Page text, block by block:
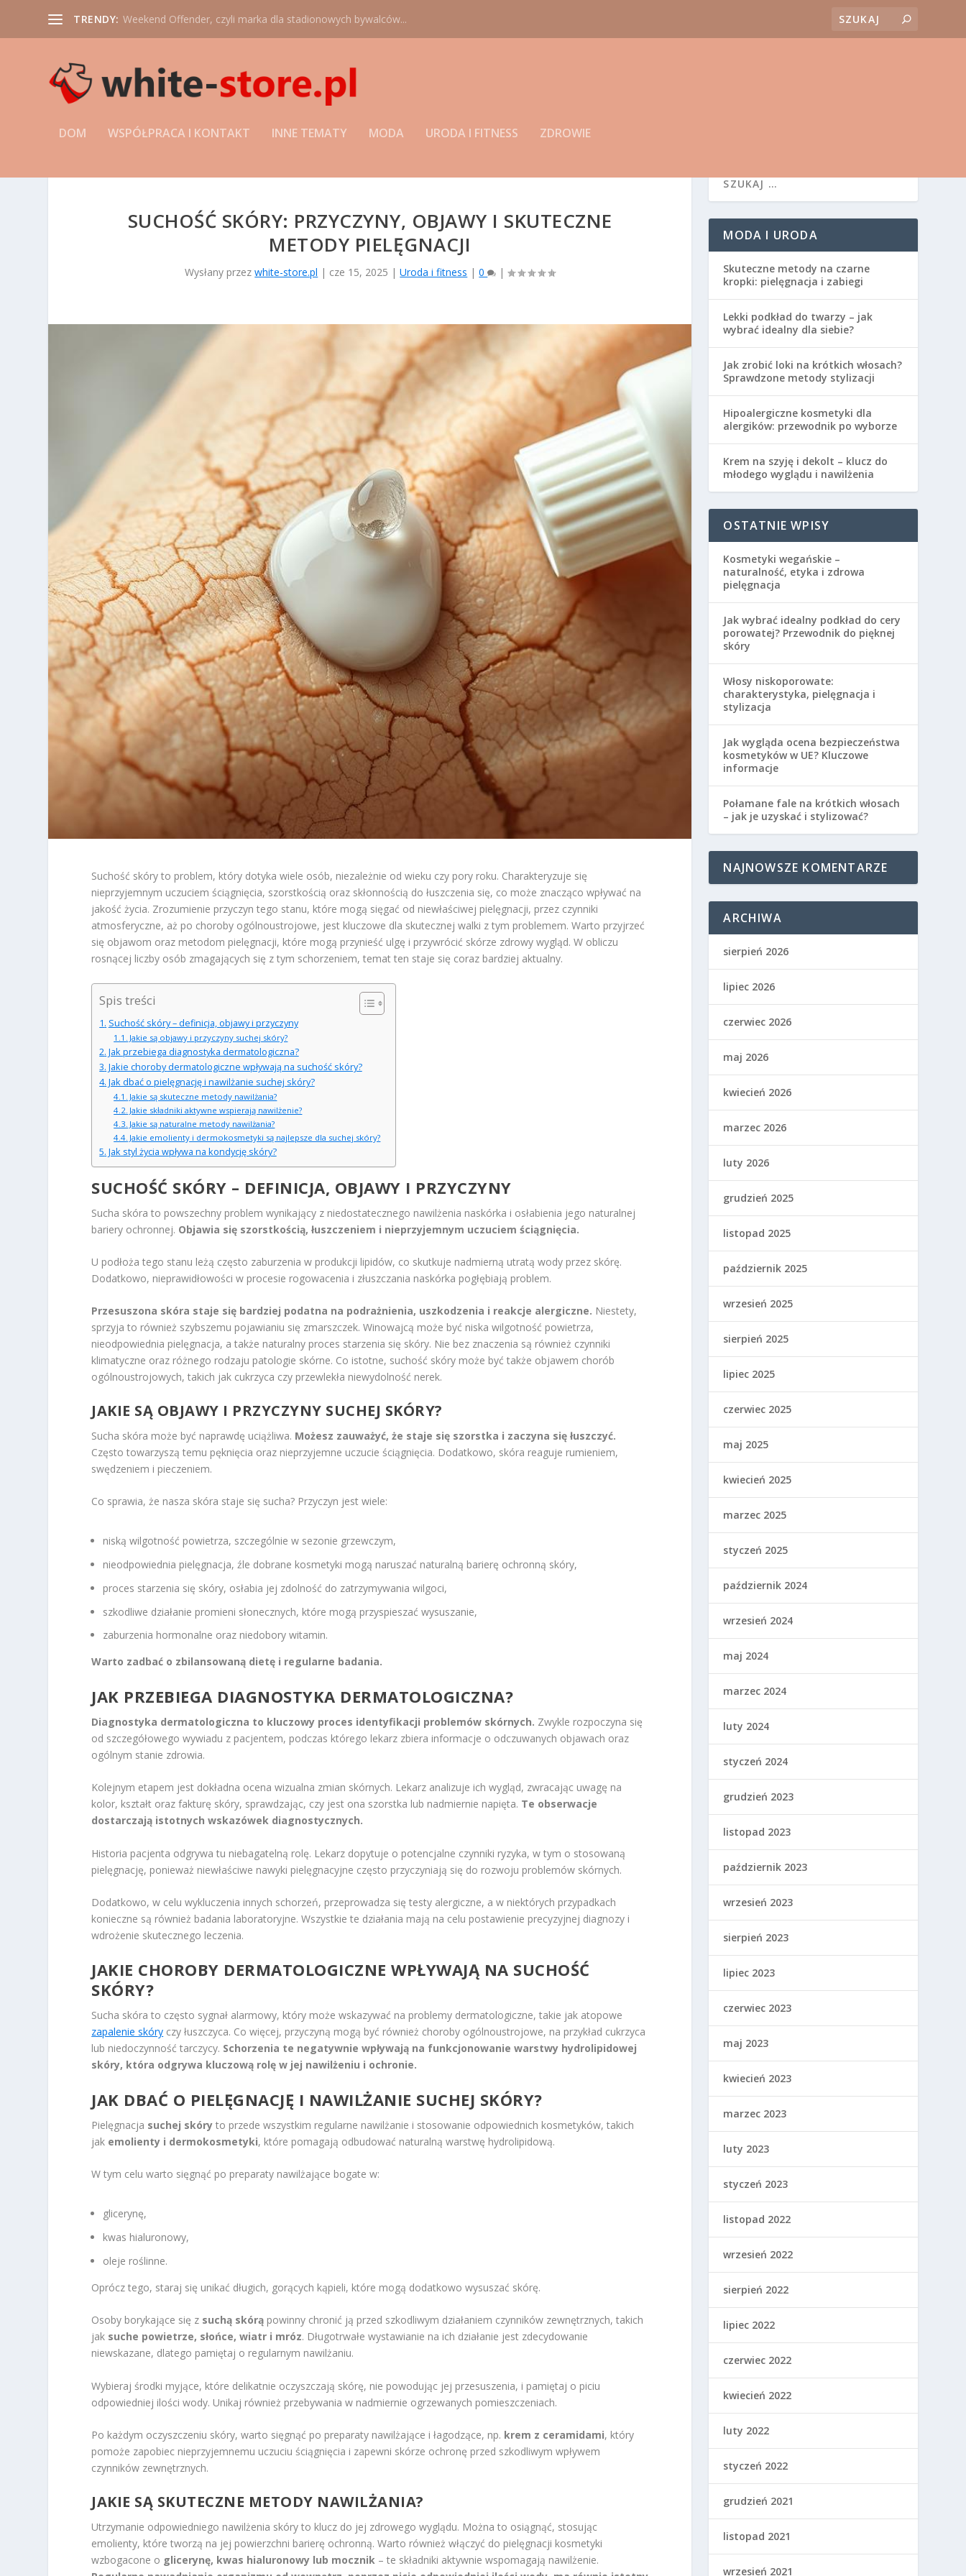
TRENDY: Weekend Offender, czyli marka dla stadionowych bywalców...
DOM WSPÓŁPRACA I KONTAKT INNE TEMATY MODA URODA I FITNESS ZDROWIE
SUCHOŚĆ SKÓRY: PRZYCZYNY, OBJAWY I SKUTECZNE
METODY PIELĘGNACJI
Wysłany przezwhite-store.pl | cze 15, 2025 |Uroda i fitness |0 |
Suchość skóry to problem, który dotyka wiele osób, niezależnie od wieku czy pory roku. Charakteryzuje się
nieprzyjemnym uczuciem ściągnięcia, szorstkością oraz skłonnością do łuszczenia się, co może znacząco wpływać na
jakość życia. Zrozumienie przyczyn tego stanu, które mogą sięgać od niewłaściwej pielęgnacji, przez czynniki
atmosferyczne, aż po choroby ogólnoustrojowe, jest kluczowe dla skutecznej walki z tym problemem. Warto przyjrzeć
się objawom oraz metodom pielęgnacji, które mogą przynieść ulgę i przywrócić skórze zdrowy wygląd. W obliczu
rosnącej liczby osób zmagających się z tym schorzeniem, temat ten staje się coraz bardziej aktualny.
Spis treści
Suchość skóry – definicja, objawy i przyczyny
Jakie są objawy i przyczyny suchej skóry?
Jak przebiega diagnostyka dermatologiczna?
Jakie choroby dermatologiczne wpływają na suchość skóry?
Jak dbać o pielęgnację i nawilżanie suchej skóry?
Jakie są skuteczne metody nawilżania?
Jakie składniki aktywne wspierają nawilżenie?
Jakie są naturalne metody nawilżania?
Jakie emolienty i dermokosmetyki są najlepsze dla suchej skóry?
Jak styl życia wpływa na kondycję skóry?
SUCHOŚĆ SKÓRY – DEFINICJA, OBJAWY I PRZYCZYNY
Sucha skóra to powszechny problem wynikający z niedostatecznego nawilżenia naskórka i osłabienia jego naturalnej
bariery ochronnej. Objawia się szorstkością, łuszczeniem i nieprzyjemnym uczuciem ściągnięcia.
U podłoża tego stanu leżą często zaburzenia w produkcji lipidów, co skutkuje nadmierną utratą wody przez skórę.
Dodatkowo, nieprawidłowości w procesie rogowacenia i złuszczania naskórka pogłębiają problem.
Przesuszona skóra staje się bardziej podatna na podrażnienia, uszkodzenia i reakcje alergiczne. Niestety,
sprzyja to również szybszemu pojawianiu się zmarszczek. Winowajcą może być niska wilgotność powietrza,
nieodpowiednia pielęgnacja, a także naturalny proces starzenia się skóry. Nie bez znaczenia są również czynniki
klimatyczne oraz różnego rodzaju patologie skórne. Co istotne, suchość skóry może być także objawem chorób
ogólnoustrojowych, takich jak cukrzyca czy przewlekła niewydolność nerek.
JAKIE SĄ OBJAWY I PRZYCZYNY SUCHEJ SKÓRY?
Sucha skóra może być naprawdę uciążliwa. Możesz zauważyć, że staje się szorstka i zaczyna się łuszczyć.
Często towarzyszą temu pęknięcia oraz nieprzyjemne uczucie ściągnięcia. Dodatkowo, skóra reaguje rumieniem,
swędzeniem i pieczeniem.
Co sprawia, że nasza skóra staje się sucha? Przyczyn jest wiele:
niską wilgotność powietrza, szczególnie w sezonie grzewczym,
nieodpowiednia pielęgnacja, źle dobrane kosmetyki mogą naruszać naturalną barierę ochronną skóry,
proces starzenia się skóry, osłabia jej zdolność do zatrzymywania wilgoci,
szkodliwe działanie promieni słonecznych, które mogą przyspieszać wysuszanie,
zaburzenia hormonalne oraz niedobory witamin.
Warto zadbać o zbilansowaną dietę i regularne badania.
JAK PRZEBIEGA DIAGNOSTYKA DERMATOLOGICZNA?
Diagnostyka dermatologiczna to kluczowy proces identyfikacji problemów skórnych. Zwykle rozpoczyna się
od szczegółowego wywiadu z pacjentem, podczas którego lekarz zbiera informacje o odczuwanych objawach oraz
ogólnym stanie zdrowia.
Kolejnym etapem jest dokładna ocena wizualna zmian skórnych. Lekarz analizuje ich wygląd, zwracając uwagę na
kolor, kształt oraz fakturę skóry, sprawdzając, czy jest ona szorstka lub nadmiernie napięta. Te obserwacje
dostarczają istotnych wskazówek diagnostycznych.
Historia pacjenta odgrywa tu niebagatelną rolę. Lekarz dopytuje o potencjalne czynniki ryzyka, w tym o stosowaną
pielęgnację, ponieważ niewłaściwe nawyki pielęgnacyjne często przyczyniają się do rozwoju problemów skórnych.
Dodatkowo, w celu wykluczenia innych schorzeń, przeprowadza się testy alergiczne, a w niektórych przypadkach
konieczne są również badania laboratoryjne. Wszystkie te działania mają na celu postawienie precyzyjnej diagnozy i
wdrożenie skutecznego leczenia.
JAKIE CHOROBY DERMATOLOGICZNE WPŁYWAJĄ NA SUCHOŚĆ
SKÓRY?
Sucha skóra to często sygnał alarmowy, który może wskazywać na problemy dermatologiczne, takie jak atopowe
zapalenie skóry czy łuszczyca. Co więcej, przyczyną mogą być również choroby ogólnoustrojowe, na przykład cukrzyca
lub niedoczynność tarczycy. Schorzenia te negatywnie wpływają na funkcjonowanie warstwy hydrolipidowej
skóry, która odgrywa kluczową rolę w jej nawilżeniu i ochronie.
JAK DBAĆ O PIELĘGNACJĘ I NAWILŻANIE SUCHEJ SKÓRY?
Pielęgnacja suchej skóry to przede wszystkim regularne nawilżanie i stosowanie odpowiednich kosmetyków, takich
jak emolienty i dermokosmetyki, które pomagają odbudować naturalną warstwę hydrolipidową.
W tym celu warto sięgnąć po preparaty nawilżające bogate w:
glicerynę,
kwas hialuronowy,
oleje roślinne.
Oprócz tego, staraj się unikać długich, gorących kąpieli, które mogą dodatkowo wysuszać skórę.
Osoby borykające się z suchą skórą powinny chronić ją przed szkodliwym działaniem czynników zewnętrznych, takich
jak suche powietrze, słońce, wiatr i mróz. Długotrwałe wystawianie na ich działanie jest zdecydowanie
niewskazane, dlatego pamiętaj o regularnym nawilżaniu.
Wybieraj środki myjące, które delikatnie oczyszczają skórę, nie powodując jej przesuszenia, i pamiętaj o piciu
odpowiedniej ilości wody. Unikaj również przebywania w nadmiernie ogrzewanych pomieszczeniach.
Po każdym oczyszczeniu skóry, warto sięgnąć po preparaty nawilżające i łagodzące, np. krem z ceramidami, który
pomoże zapobiec nieprzyjemnemu uczuciu ściągnięcia i zapewni skórze ochronę przed szkodliwym wpływem
czynników zewnętrznych.
JAKIE SĄ SKUTECZNE METODY NAWILŻANIA?
Utrzymanie odpowiedniego nawilżenia skóry to klucz do jej zdrowego wyglądu. Można to osiągnąć, stosując
emolienty, które tworzą na jej powierzchni barierę ochronną. Warto również włączyć do pielęgnacji kosmetyki
wzbogacone o glicerynę, kwas hialuronowy lub mocznik – te składniki aktywnie wspomagają nawilżenie.
MODA I URODA
Skuteczne metody na czarne
kropki: pielęgnacja i zabiegi
Lekki podkład do twarzy – jak
wybrać idealny dla siebie?
Jak zrobić loki na krótkich włosach?
Sprawdzone metody stylizacji
Hipoalergiczne kosmetyki dla
alergików: przewodnik po wyborze
Krem na szyję i dekolt – klucz do
młodego wyglądu i nawilżenia
OSTATNIE WPISY
Kosmetyki wegańskie –
naturalność, etyka i zdrowa
pielęgnacja
Jak wybrać idealny podkład do cery
porowatej? Przewodnik do pięknej
skóry
Włosy niskoporowate:
charakterystyka, pielęgnacja i
stylizacja
Jak wygląda ocena bezpieczeństwa
kosmetyków w UE? Kluczowe
informacje
Połamane fale na krótkich włosach
– jak je uzyskać i stylizować?
NAJNOWSZE KOMENTARZE
ARCHIWA
sierpień 2026
lipiec 2026
czerwiec 2026
maj 2026
kwiecień 2026
marzec 2026
luty 2026
grudzień 2025
listopad 2025
październik 2025
wrzesień 2025
sierpień 2025
lipiec 2025
czerwiec 2025
maj 2025
kwiecień 2025
marzec 2025
styczeń 2025
październik 2024
wrzesień 2024
maj 2024
marzec 2024
luty 2024
styczeń 2024
grudzień 2023
listopad 2023
październik 2023
wrzesień 2023
sierpień 2023
lipiec 2023
czerwiec 2023
maj 2023
kwiecień 2023
marzec 2023
luty 2023
styczeń 2023
listopad 2022
wrzesień 2022
sierpień 2022
lipiec 2022
czerwiec 2022
kwiecień 2022
luty 2022
styczeń 2022
grudzień 2021
listopad 2021
wrzesień 2021